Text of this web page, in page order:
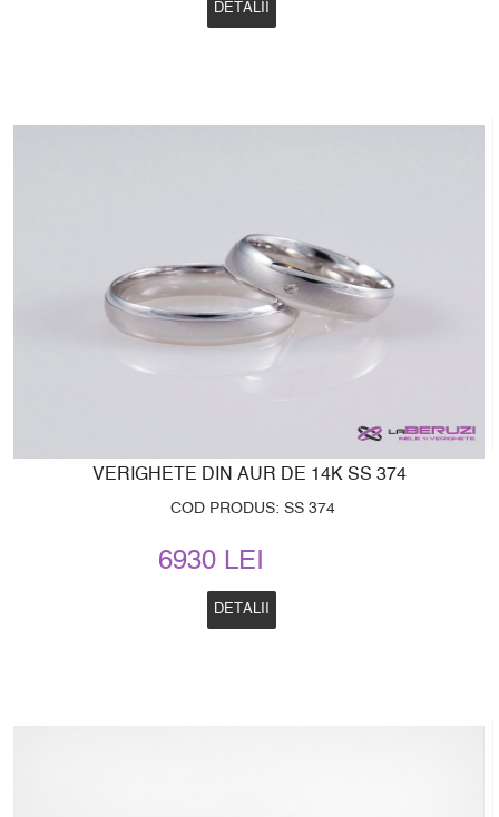
DETALII
VERIGHETE DIN AUR DE 14K SS 374
COD PRODUS: SS 374
6930 LEI
DETALII